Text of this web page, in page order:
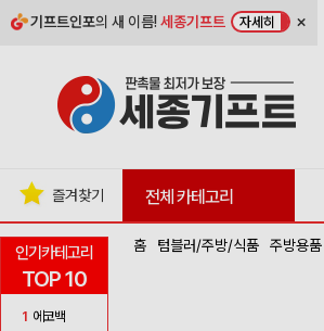
기프트인포의 새 이름!세종기프트 자세히 ×
인기카테고리
TOP 10
1 에코백
즐겨찾기 전체 카테고리
홈 텀블러/주방/식품 주방용품